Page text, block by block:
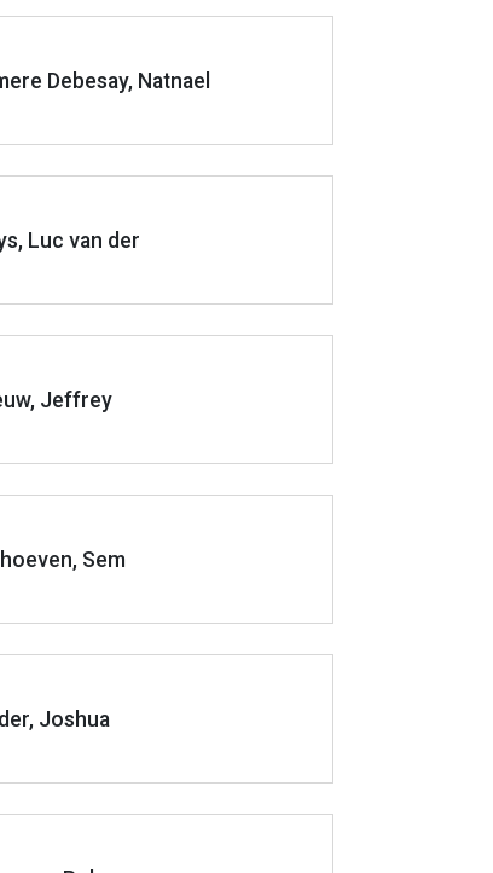
Debesay, Natnael
Luc van der
Jeffrey
Sem
Joshua